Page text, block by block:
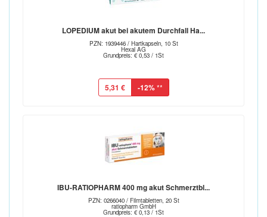
LOPEDIUM akut bei akutem Durchfall Ha...
PZN: 1939446 / Hartkapseln, 10 St
Hexal AG
Grundpreis: € 0,53 / 1St
5,31 € -12%**
IBU-RATIOPHARM 400 mg akut Schmerztbl...
PZN: 0266040 / Filmtabletten, 20 St
ratiopharm GmbH
Grundpreis: € 0,13 / 1St